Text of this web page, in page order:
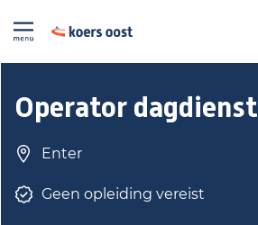
Operator dagdienst
Enter
Geen opleiding vereist